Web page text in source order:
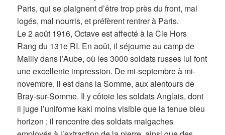
Paris, qui se plaignent d’être trop près du front, mal
logés, mal nourris, et préfèrent rentrer à Paris.
Le 2 août 1916, Octave est affecté à la Cie Hors
Rang du 131e RI. En août, il séjourne au camp de
Mailly dans l’Aube, où les 3000 soldats russes lui font
une excellente impression. De mi-septembre à mi-
novembre, il est dans la Somme, aux alentours de
Bray-sur-Somme. Il y côtoie les soldats Anglais, dont
il juge l’uniforme kaki moins visible que la tenue bleu
horizon ; il rencontre des soldats malgaches